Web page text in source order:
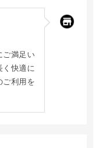
ご満足い
く快適に
ご利用を